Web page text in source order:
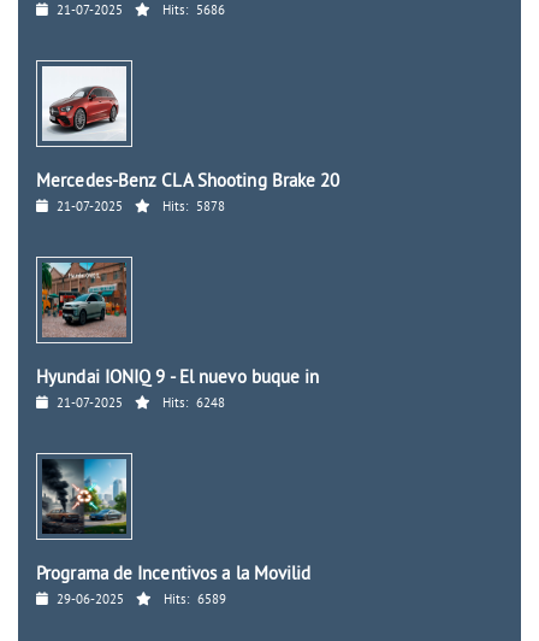
21-07-2025 Hits: 5686
Mercedes-Benz CLA Shooting Brake 20
21-07-2025 Hits: 5878
Hyundai IONIQ 9 - El nuevo buque in
21-07-2025 Hits: 6248
Programa de Incentivos a la Movilid
29-06-2025 Hits: 6589